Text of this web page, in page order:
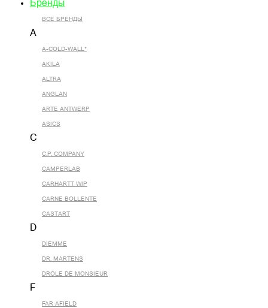
Бренды
ВСЕ БРЕНДЫ
A
A-COLD-WALL*
AKILA
ALTRA
ANGLAN
ARTE ANTWERP
ASICS
C
C.P. COMPANY
CAMPERLAB
CARHARTT WIP
CARNE BOLLENTE
CASTART
D
DIEMME
DR. MARTENS
DROLE DE MONSIEUR
F
FAR AFIELD